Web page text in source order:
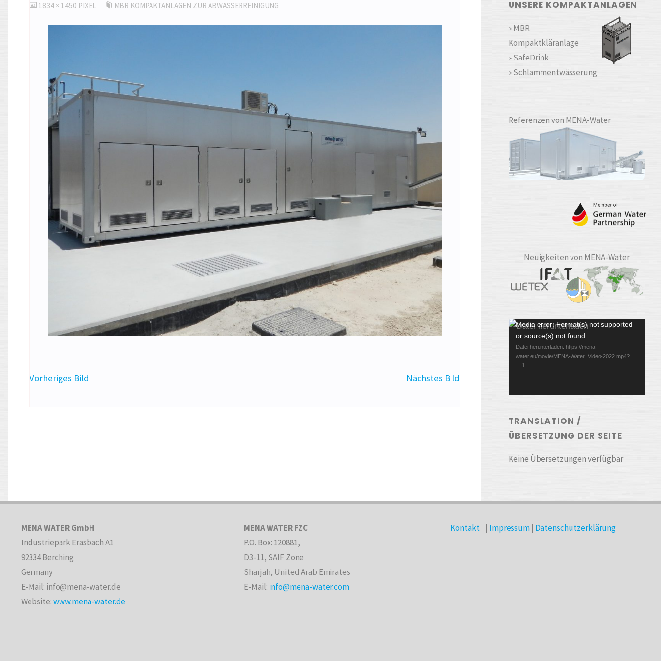
ORIGINALGRÖSSE
1834 × 1450 PIXEL MBR KOMPAKTANLAGEN ZUR ABWASSERREINIGUNG
Vorheriges Bild Nächstes Bild
UNSERE KOMPAKTANLAGEN
» MBR
Kompaktkläranlage
» SafeDrink
» Schlammentwässerung
Referenzen von MENA-Water
Neuigkeiten von MENA-Water
Video-
Player
Media error: Format(s) not supported
or source(s) not found
Datei herunterladen: https://mena-
water.eu/movie/MENA-Water_Video-2022.mp4?
_=1
TRANSLATION /
ÜBERSETZUNG DER SEITE
Keine Übersetzungen verfügbar
MENA WATER GmbH
Industriepark Erasbach A1
92334 Berching
Germany
E-Mail: info@mena-water.de
Website:www.mena-water.de
MENA WATER FZC
P.O. Box: 120881,
D3-11, SAIF Zone
Sharjah, United Arab Emirates
E-Mail: info@mena-water.com
Kontakt| Impressum| Datenschutzerklärung